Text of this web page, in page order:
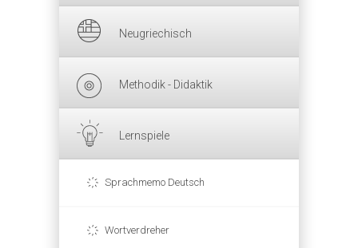
Neugriechisch
Methodik - Didaktik
Lernspiele
Sprachmemo Deutsch
Wortverdreher